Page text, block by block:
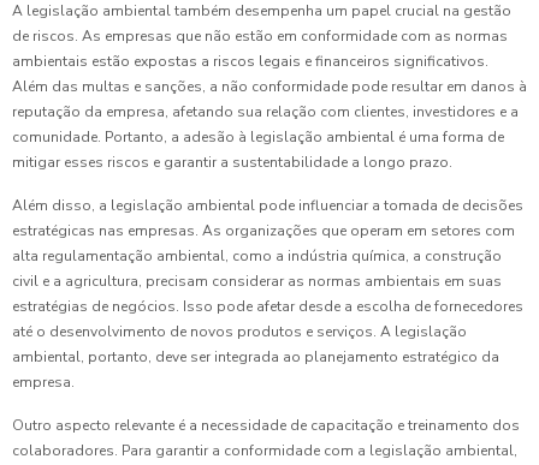
A legislação ambiental também desempenha um papel crucial na gestão
de riscos. As empresas que não estão em conformidade com as normas
ambientais estão expostas a riscos legais e financeiros significativos.
Além das multas e sanções, a não conformidade pode resultar em danos à
reputação da empresa, afetando sua relação com clientes, investidores e a
comunidade. Portanto, a adesão à legislação ambiental é uma forma de
mitigar esses riscos e garantir a sustentabilidade a longo prazo.
Além disso, a legislação ambiental pode influenciar a tomada de decisões
estratégicas nas empresas. As organizações que operam em setores com
alta regulamentação ambiental, como a indústria química, a construção
civil e a agricultura, precisam considerar as normas ambientais em suas
estratégias de negócios. Isso pode afetar desde a escolha de fornecedores
até o desenvolvimento de novos produtos e serviços. A legislação
ambiental, portanto, deve ser integrada ao planejamento estratégico da
empresa.
Outro aspecto relevante é a necessidade de capacitação e treinamento dos
colaboradores. Para garantir a conformidade com a legislação ambiental,